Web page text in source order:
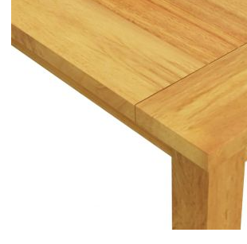
Дебелина на възглавницата:
4 см
Цвят на възглавницата:
Черен
Размери (без наклон):
57 x 73 x
Височина на седалката от земята
без възглавница:
41 см
Материал на калъфа на шалтето:
100%
Размери (при наклон):
57 x 127 x 97
Градински трапезен комплект, 7 части,
Extraction of information from credit